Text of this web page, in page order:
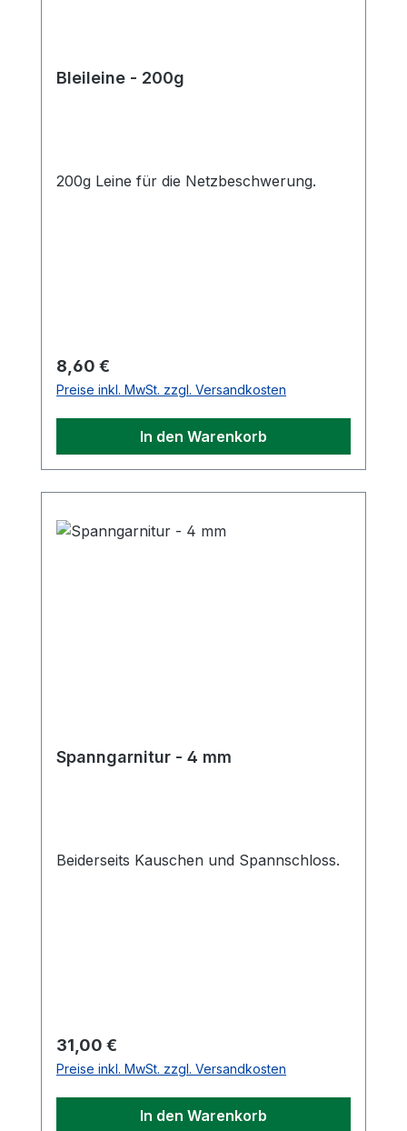
Bleileine - 200g
200g Leine für die Netzbeschwerung.
Regulärer Preis:
8,60 €
Preise inkl. MwSt. zzgl. Versandkosten
In den Warenkorb
Spanngarnitur - 4 mm
Beiderseits Kauschen und Spannschloss.
Regulärer Preis:
31,00 €
Preise inkl. MwSt. zzgl. Versandkosten
In den Warenkorb